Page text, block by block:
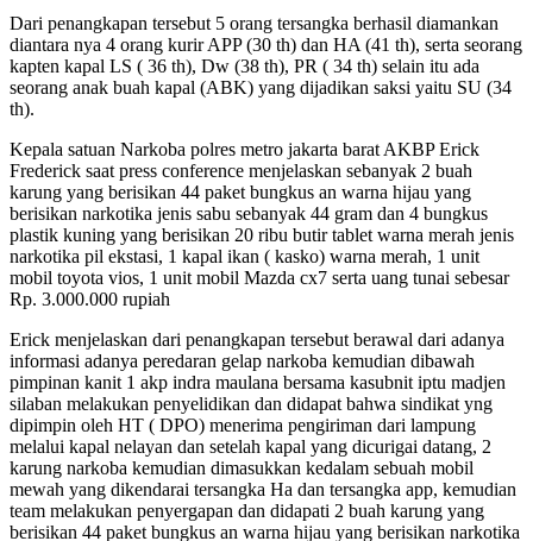
Dari penangkapan tersebut 5 orang tersangka berhasil diamankan
diantara nya 4 orang kurir APP (30 th) dan HA (41 th), serta seorang
kapten kapal LS ( 36 th), Dw (38 th), PR ( 34 th) selain itu ada
seorang anak buah kapal (ABK) yang dijadikan saksi yaitu SU (34
th).
Kepala satuan Narkoba polres metro jakarta barat AKBP Erick
Frederick saat press conference menjelaskan sebanyak 2 buah
karung yang berisikan 44 paket bungkus an warna hijau yang
berisikan narkotika jenis sabu sebanyak 44 gram dan 4 bungkus
plastik kuning yang berisikan 20 ribu butir tablet warna merah jenis
narkotika pil ekstasi, 1 kapal ikan ( kasko) warna merah, 1 unit
mobil toyota vios, 1 unit mobil Mazda cx7 serta uang tunai sebesar
Rp. 3.000.000 rupiah
Erick menjelaskan dari penangkapan tersebut berawal dari adanya
informasi adanya peredaran gelap narkoba kemudian dibawah
pimpinan kanit 1 akp indra maulana bersama kasubnit iptu madjen
silaban melakukan penyelidikan dan didapat bahwa sindikat yng
dipimpin oleh HT ( DPO) menerima pengiriman dari lampung
melalui kapal nelayan dan setelah kapal yang dicurigai datang, 2
karung narkoba kemudian dimasukkan kedalam sebuah mobil
mewah yang dikendarai tersangka Ha dan tersangka app, kemudian
team melakukan penyergapan dan didapati 2 buah karung yang
berisikan 44 paket bungkus an warna hijau yang berisikan narkotika